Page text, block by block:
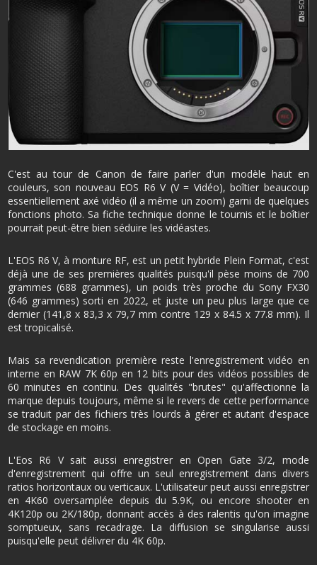
C'est au tour de Canon de faire parler d'un modèle haut en
couleurs, son nouveau EOS R6 V (V = Vidéo), boîtier beaucoup
essentiellement axé vidéo (il a même un zoom) garni de quelques
fonctions photo. Sa fiche technique donne le tournis et le boîtier
pourrait peut-être bien séduire les vidéastes.
L'EOS R6 V, à monture RF, est un petit hybride Plein Format, c'est
déjà une de ses premières qualités puisqu'il pèse moins de 700
grammes (688 grammes), un poids très proche du Sony FX30
(646 grammes) sorti en 2022, et juste un peu plus large que ce
dernier (141,8 x 83,3 x 79,7 mm contre 129 x 84.5 x 77.8 mm). Il
est tropicalisé.
Mais sa revendication première reste l'enregistrement vidéo en
interne en RAW 7K 60p en 12 bits pour des vidéos possibles de
60 minutes en continu. Des qualités "brutes" qu'affectionne la
marque depuis toujours, même si le revers de cette performance
se traduit par des fichiers très lourds à gérer et autant d'espace
de stockage en moins.
L'Eos R6 V sait aussi enregistrer en Open Gate 3/2, mode
d'enregistrement qui offre un seul enregistrement dans divers
ratios horizontaux ou verticaux. L'utilisateur peut aussi enregistrer
en 4K60 oversamplée depuis du 5.9K, ou encore shooter en
4K120p ou 2K/180p, donnant accès à des ralentis qu'on imagine
somptueux, sans recadrage. La diffusion se singularise aussi
puisqu'elle peut délivrer du 4K 60p.